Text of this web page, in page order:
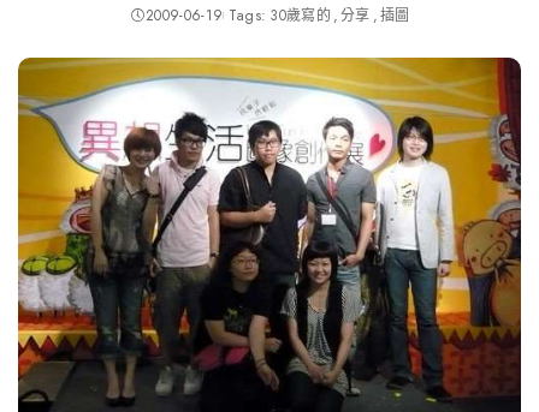
2009-06-19 Tags: 30歲寫的 分享 插圖